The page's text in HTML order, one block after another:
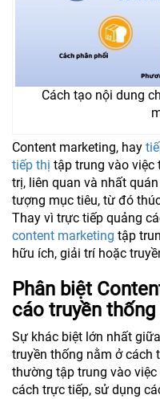
Cách tạo nội dung
Content marketing, hay
tiếp thị tập trung vào việc
trị, liên quan và nhất
tượng mục tiêu, từ đó
Thay vì trực tiếp quảng
content marketing tập
hữu ích, giải trí hoặc
Phân biệt
cáo truyền thống
Sự khác biệt lớn nhất
truyền thống nằm ở cách
thường tập trung vào
cách trực tiếp, sử dụng